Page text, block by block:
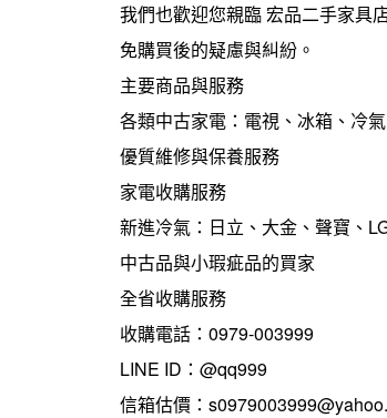
我們也歡迎您親臨宏品二手家具
免購買後的疑慮與糾紛。
主要商品與服務
各類中古家電：電視、冰箱、冷
優質維修與保養服務
家電收購服務
新進冷氣：日立、大金、聲寶、
中古品與小瑕疵品的買家
全省收購服務
收購電話：0979-003999
LINE ID：@qq999
信箱估價：